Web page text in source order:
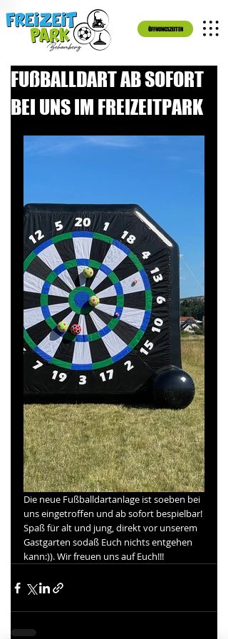
ÖFFNUNGSZEITEN
FUßBALLDART AB SOFORT
BEI UNS IM FREIZEITPARK
Die neue Fußballdartanlage ist soeben bei
uns eingetroffen und ab sofort bespielbar!
Spaß für alt und jung, direkt vor unserem
Gastgarten sodaß Euch nichts entgehen
kann:)). Wir freuen uns auf Euch!!!